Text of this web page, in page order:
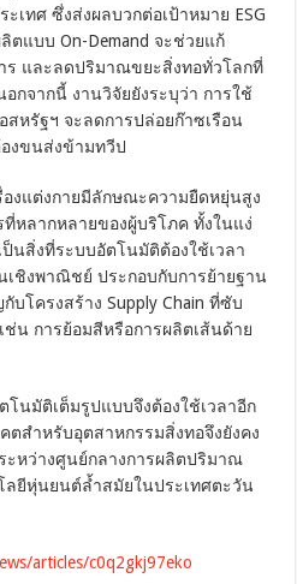
เทศ ซึ่งส่งผลบวกต่อเป้าหมาย ESG
ตแบบ On-Demand จะช่วยแก้
ร และลดปริมาณขยะสิ่งทอทั่วโลกที่
กจากนี้ งานวิจัยยังระบุว่า การใช้
หรัฐฯ จะลดการปล่อยก๊าซเรือน
องขนส่งข้ามทวีป
องแต่งกายมีลักษณะความยืดหยุ่นสูง
หลากหลายของผู้บริโภค ทั้งในแง่
นสิ่งที่ระบบอัตโนมัติต้องใช้เวลา
เชิงพาณิชย์ ประกอบกับการย้ายฐาน
บโครงสร้าง Supply Chain ที่ซับ
น การย้อมสีหรือการผลิตเส้นด้าย
นมัติเต็มรูปแบบจึงต้องใช้เวลาอีก
ตสำหรับอุตสาหกรรมสิ่งทอจึงยังคง
ะหว่างศูนย์กลางการผลิตปริมาณ
ลยีหุ่นยนต์ล้ำสมัยในประเทศตะวัน
articles/c0q2gkj97eko